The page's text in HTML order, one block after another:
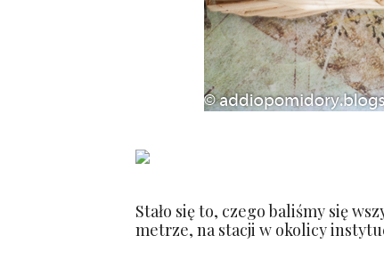
Stało się to, czego baliśmy się
metrze, na stacji w okolicy